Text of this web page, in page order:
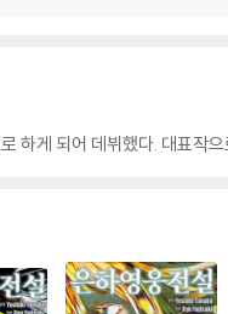
게 되어 데뷔했다. 대표작으